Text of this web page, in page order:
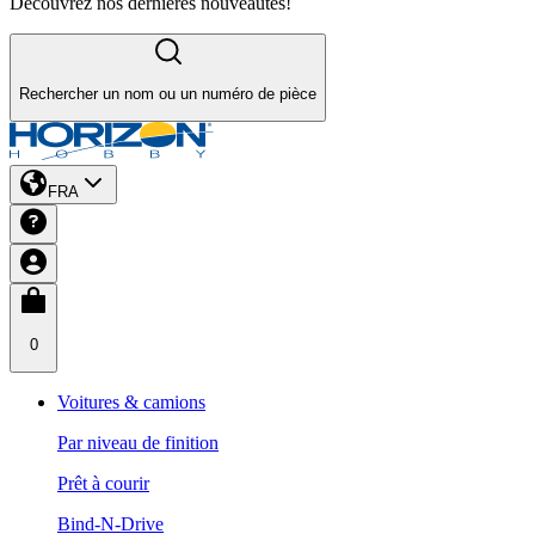
Rechercher un nom ou un numéro de pièce
FRA
0
Voitures & camions
Par niveau de finition
Prêt à courir
Bind-N-Drive